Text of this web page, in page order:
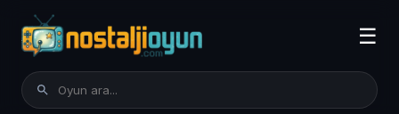
☰